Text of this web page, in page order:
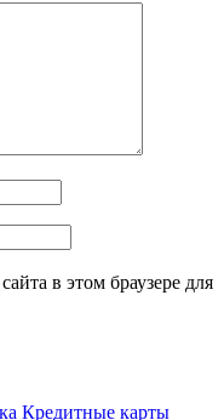
в этом браузере для
Кредитные карты